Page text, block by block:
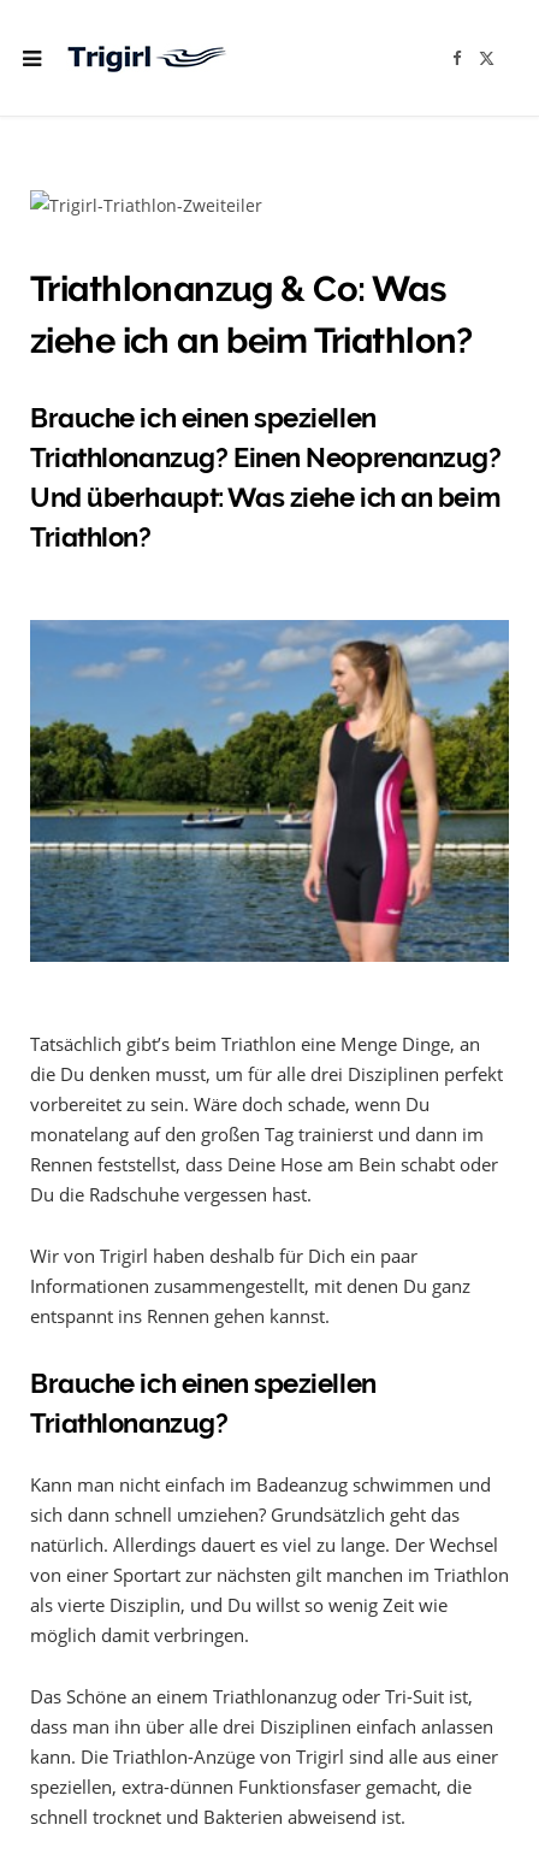
F
Triathlonanzug & Co: Was
ziehe ich an beim Triathlon?
Brauche ich einen speziellen
Triathlonanzug? Einen Neoprenanzug?
Und überhaupt: Was ziehe ich an beim
Triathlon?
Tatsächlich gibt’s beim Triathlon eine Menge Dinge, an
die Du denken musst, um für alle drei Disziplinen perfekt
vorbereitet zu sein. Wäre doch schade, wenn Du
monatelang auf den großen Tag trainierst und dann im
Rennen feststellst, dass Deine Hose am Bein schabt oder
Du die Radschuhe vergessen hast.
Wir von Trigirl haben deshalb für Dich ein paar
Informationen zusammengestellt, mit denen Du ganz
entspannt ins Rennen gehen kannst.
Brauche ich einen speziellen
Triathlonanzug?
Kann man nicht einfach im Badeanzug schwimmen und
sich dann schnell umziehen? Grundsätzlich geht das
natürlich. Allerdings dauert es viel zu lange. Der Wechsel
von einer Sportart zur nächsten gilt manchen im Triathlon
als vierte Disziplin, und Du willst so wenig Zeit wie
möglich damit verbringen.
Das Schöne an einem Triathlonanzug oder Tri-Suit ist,
dass man ihn über alle drei Disziplinen einfach anlassen
kann. Die Triathlon-Anzüge von Trigirl sind alle aus einer
speziellen, extra-dünnen Funktionsfaser gemacht, die
schnell trocknet und Bakterien abweisend ist.